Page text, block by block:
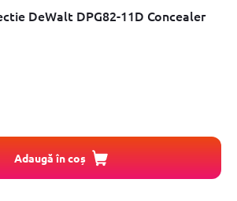
DeWalt DPG82-11D Concealer
Adaugă în coș